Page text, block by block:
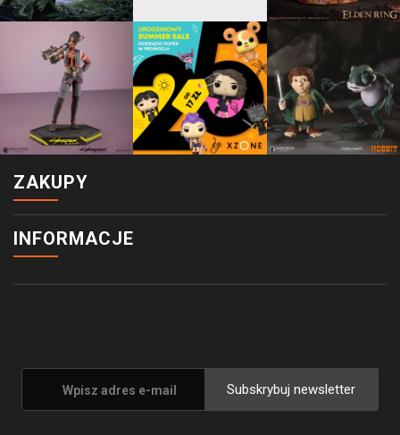
ZAKUPY
INFORMACJE
Subskrybuj newsletter